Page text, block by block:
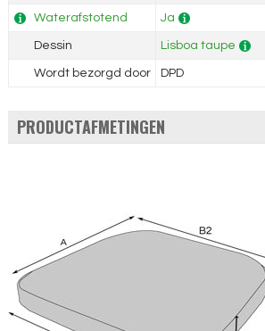
Waterafstotend Ja
Dessin Lisboa taupe
Wordt bezorgd door DPD
PRODUCTAFMETINGEN